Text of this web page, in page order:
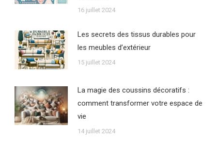
16 juillet 2024
Les secrets des tissus durables pour
les meubles d’extérieur
15 juillet 2024
La magie des coussins décoratifs :
comment transformer votre espace de
vie
14 juillet 2024